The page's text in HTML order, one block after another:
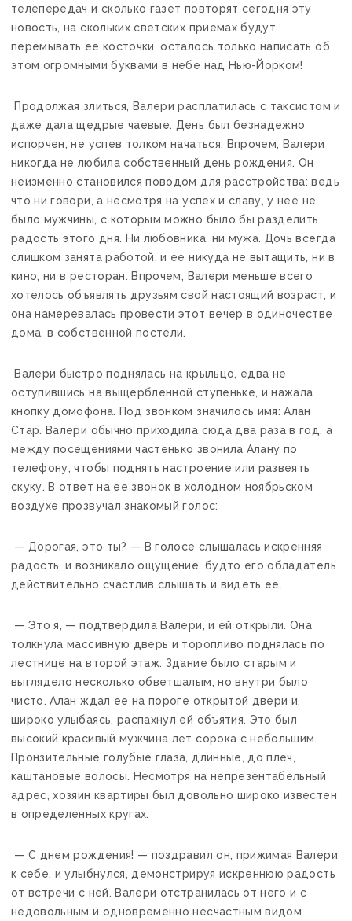
телепередач и сколько газет повторят сегодня эту
новость, на скольких светских приемах будут
перемывать ее косточки, осталось только написать об
этом огромными буквами в небе над Нью-Йорком!
Продолжая злиться, Валери расплатилась с таксистом и
даже дала щедрые чаевые. День был безнадежно
испорчен, не успев толком начаться. Впрочем, Валери
никогда не любила собственный день рождения. Он
неизменно становился поводом для расстройства: ведь
что ни говори, а несмотря на успех и славу, у нее не
было мужчины, с которым можно было бы разделить
радость этого дня. Ни любовника, ни мужа. Дочь всегда
слишком занята работой, и ее никуда не вытащить, ни в
кино, ни в ресторан. Впрочем, Валери меньше всего
хотелось объявлять друзьям свой настоящий возраст, и
она намеревалась провести этот вечер в одиночестве
дома, в собственной постели.
Валери быстро поднялась на крыльцо, едва не
оступившись на выщербленной ступеньке, и нажала
кнопку домофона. Под звонком значилось имя: Алан
Стар. Валери обычно приходила сюда два раза в год, а
между посещениями частенько звонила Алану по
телефону, чтобы поднять настроение или развеять
скуку. В ответ на ее звонок в холодном ноябрьском
воздухе прозвучал знакомый голос:
— Дорогая, это ты? — В голосе слышалась искренняя
радость, и возникало ощущение, будто его обладатель
действительно счастлив слышать и видеть ее.
— Это я, — подтвердила Валери, и ей открыли. Она
толкнула массивную дверь и торопливо поднялась по
лестнице на второй этаж. Здание было старым и
выглядело несколько обветшалым, но внутри было
чисто. Алан ждал ее на пороге открытой двери и,
широко улыбаясь, распахнул ей объятия. Это был
высокий красивый мужчина лет сорока с небольшим.
Пронзительные голубые глаза, длинные, до плеч,
каштановые волосы. Несмотря на непрезентабельный
адрес, хозяин квартиры был довольно широко известен
в определенных кругах.
— С днем рождения! — поздравил он, прижимая Валери
к себе, и улыбнулся, демонстрируя искреннюю радость
от встречи с ней. Валери отстранилась от него и с
недовольным и одновременно несчастным видом